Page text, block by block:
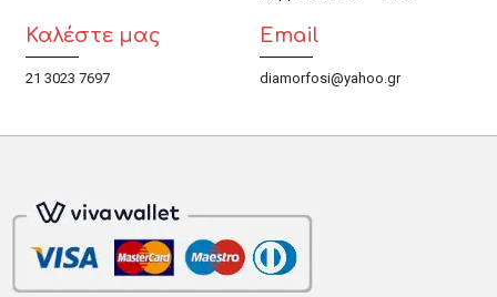
Καλέστε μας
21 3023 7697
Email
diamorfosi@yahoo.gr